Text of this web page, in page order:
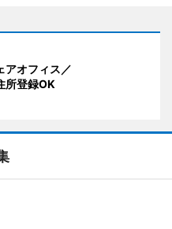
アオフィス／
所登録OK